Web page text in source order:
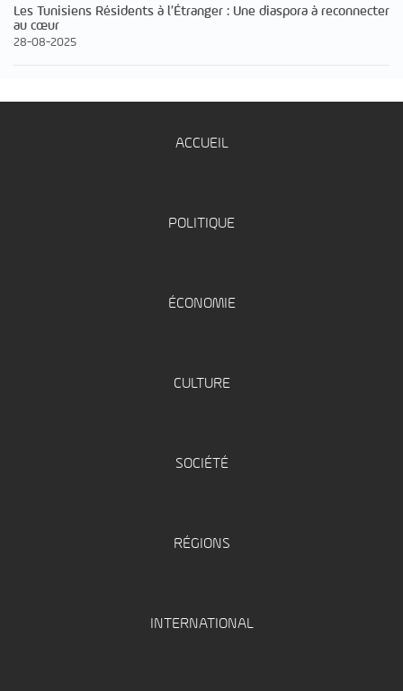
Les Tunisiens Résidents à l’Étranger : Une diaspora à reconnecter
au cœur
28-08-2025
ACCUEIL
POLITIQUE
ÉCONOMIE
CULTURE
SOCIÉTÉ
RÉGIONS
INTERNATIONAL